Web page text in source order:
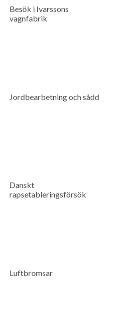
Besök i Ivarssons
vagnfabrik
Jordbearbetning och sådd
Danskt
rapsetableringsförsök
Luftbromsar